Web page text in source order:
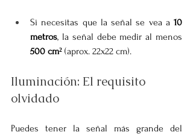
Si necesitas que la señal se vea a 10
metros
500 cm² (aprox. 22x22 cm).
Iluminación: El requisito
olvidado
Puedes tener la señal más grande del